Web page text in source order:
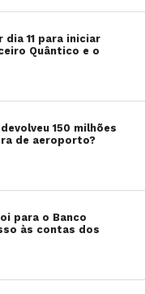
dia 11 para iniciar
Quântico e o
150 milhões
de aeroporto?
para o Banco
às contas dos